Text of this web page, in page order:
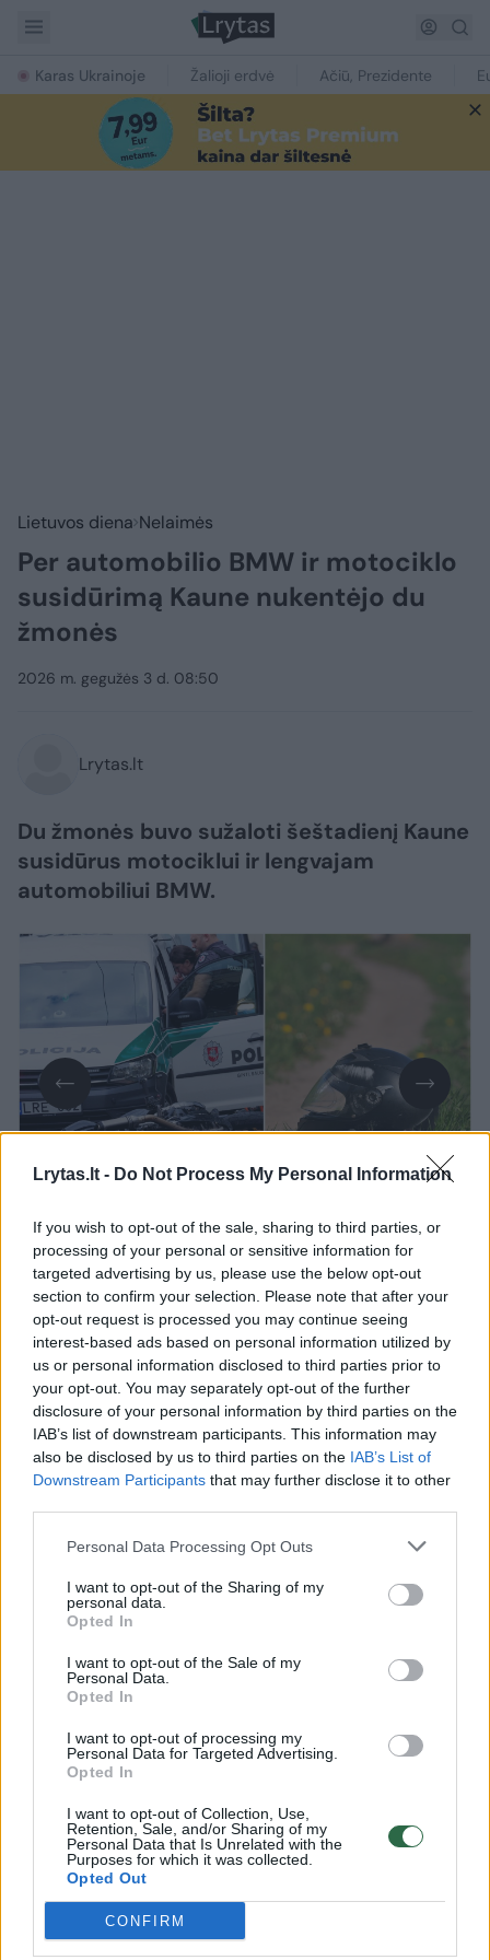
Lrytas.lt - Do Not Process My Personal Information
If you wish to opt-out of the sale, sharing to third parties, or
processing of your personal or sensitive information for
targeted advertising by us, please use the below opt-out
section to confirm your selection. Please note that after your
opt-out request is processed you may continue seeing
interest-based ads based on personal information utilized by
us or personal information disclosed to third parties prior to
your opt-out. You may separately opt-out of the further
disclosure of your personal information by third parties on the
IAB’s list of downstream participants. This information may
also be disclosed by us to third parties on the IAB’s List of
Downstream Participants that may further disclose it to other
Personal Data Processing Opt Outs
I want to opt-out of the Sharing of my
personal data.
Opted In
I want to opt-out of the Sale of my
Personal Data.
Opted In
I want to opt-out of processing my
Personal Data for Targeted Advertising.
Opted In
I want to opt-out of Collection, Use,
Retention, Sale, and/or Sharing of my
Personal Data that Is Unrelated with the
Purposes for which it was collected.
Opted Out
CONFIRM
Karas Ukrainoje Žalioji erdvė Ačiū, Prezidente
Lietuvos diena Nelaimės
Per automobilio BMW ir motociklo
susidūrimą Kaune nukentėjo du
žmonės
2026 m. gegužės 3 d. 08:50
Lrytas.lt
Du žmonės buvo sužaloti šeštadienį Kaune
susidūrus motociklui ir lengvajam
automobiliui BMW.
Daugiau nuotraukų (1)
Kaip pranešė Kauno apskrities VPK, gegužės
2 d. apie 11 val. 30 min., kelyje A1 (Vilnius –
Kaunas – Klaipėda), Islandijos pl., susidūrė
automobilis BMW, vairuojamas moters
(gimusi 2004 m.), ir motociklas „Honda“,
vairuojamas vyro (gim. 1955 m.).
Po avarijos motociklo vairuotojas ir keleivė
(gimusi 1956 m.) nuvežti į ligoninę.
Įvykis tiriamas.
Buvote įvykio vietoje? Turite nuotraukų ar vaizdo
skaitytojais. Viską galite siųsti adresunews@lrytas.lt.
BMW avarija Kaunas motociklas
Komentuoti po šiuo straipsniu